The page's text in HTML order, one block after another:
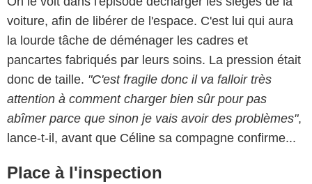
voiture, afin de libérer de l'espace. C'est lui qui aura
la lourde tâche de déménager les cadres et
pancartes fabriqués par leurs soins. La pression était
donc de taille. "C'est fragile donc il va falloir très
attention à comment charger bien sûr pour pas
abîmer parce que sinon je vais avoir des problèmes",
lance-t-il, avant que Céline sa compagne confirme...
Place à l'inspection